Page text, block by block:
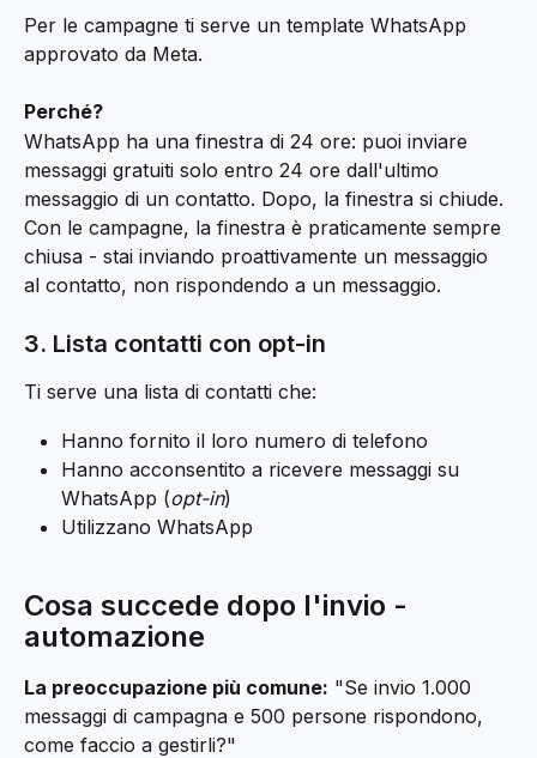
Per le campagne ti serve un template WhatsApp
approvato da Meta.
Perché?
WhatsApp ha una finestra di 24 ore: puoi inviare
messaggi gratuiti solo entro 24 ore dall'ultimo
messaggio di un contatto. Dopo, la finestra si chiude.
Con le campagne, la finestra è praticamente sempre
chiusa - stai inviando proattivamente un messaggio
al contatto, non rispondendo a un messaggio.
3. Lista contatti con opt-in
Ti serve una lista di contatti che:
Hanno fornito il loro numero di telefono
Hanno acconsentito a ricevere messaggi su
WhatsApp (opt-in)
Utilizzano WhatsApp
Cosa succede dopo l'invio -
automazione
La preoccupazione più comune: "Se invio 1.000
messaggi di campagna e 500 persone rispondono,
come faccio a gestirli?"